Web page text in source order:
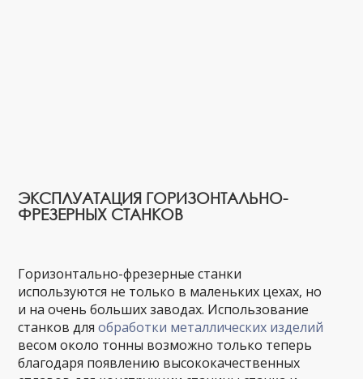
ЭКСПЛУАТАЦИЯ ГОРИЗОНТАЛЬНО-
ФРЕЗЕРНЫХ СТАНКОВ
Горизонтально-фрезерные станки
используются не только в маленьких цехах, но
и на очень больших заводах. Использование
станков дляобработки металлических изделий
весом около тонны возможно только теперь
благодаря появлению высококачественных